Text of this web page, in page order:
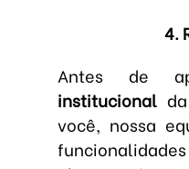
4.
Antes de
institucionalda
você, nossa